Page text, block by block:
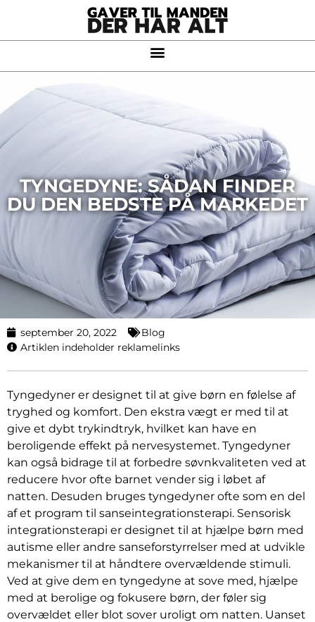
TYNGEDYNE: SÅDAN FINDER
DU DEN BEDSTE PÅ MARKEDET
september 20, 2022
Blog
Artiklen indeholder reklamelinks
Tyngedyner er designet til at give børn en følelse af
tryghed og komfort. Den ekstra vægt er med til at
give et dybt trykindtryk, hvilket kan have en
beroligende effekt på nervesystemet. Tyngedyner
kan også bidrage til at forbedre søvnkvaliteten ved at
reducere hvor ofte barnet vender sig i løbet af
natten. Desuden bruges tyngedyner ofte som en del
af et program til sanseintegrationsterapi. Sensorisk
integrationsterapi er designet til at hjælpe børn med
autisme eller andre sanseforstyrrelser med at udvikle
mekanismer til at håndtere overvældende stimuli.
Ved at give dem en tyngedyne at sove med, hjælpe
med at berolige og fokusere børn, der føler sig
overvældet eller blot sover uroligt om natten. Uanset